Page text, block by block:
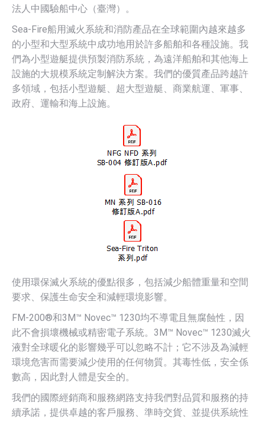
法人中國驗船中心（臺灣）。
Sea-Fire船用滅火系統和消防產品在全球範圍內越來越多
的小型和大型系統中成功地用於許多船舶和各種設施。我
們為小型遊艇提供預製消防系統，為遠洋船舶和其他海上
設施的大規模系統定制解決方案。我們的優質產品跨越許
多領域，包括小型遊艇、超大型遊艇、商業航運、軍事、
政府、運輸和海上設施。
使用環保滅火系統的優點很多，包括減少船體重量和空間
要求、保護生命安全和減輕環境影響。
FM-200®和3M™ Novec™ 1230均不導電且無腐蝕性，因
此不會損壞機械或精密電子系統。3M™ Novec™ 1230滅火
液對全球暖化的影響幾乎可以忽略不計；它不涉及為減輕
環境危害而需要減少使用的任何物質。其毒性低，安全係
數高，因此對人體是安全的。
我們的國際經銷商和服務網路支持我們對品質和服務的持
續承諾，提供卓越的客戶服務、準時交貨、並提供系統性